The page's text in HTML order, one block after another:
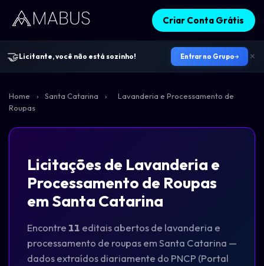
Criar Conta Grátis
🤝Licitante, você não está sozinho! Entrar no Grupo
Home › Santa Catarina ›
Lavanderia e Processamento de
Roupas
Licitações de Lavanderia e
Processamento de Roupas
em Santa Catarina
Encontre 11 editais abertos de lavanderia e
processamento de roupas em Santa Catarina —
dados extraídos diariamente do PNCP (Portal